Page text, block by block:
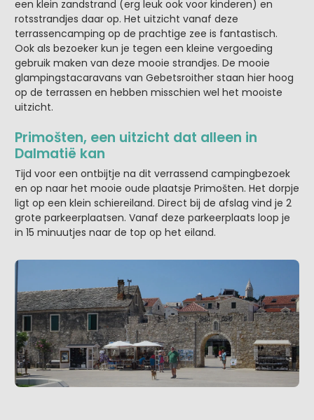
een klein zandstrand (erg leuk ook voor kinderen) en
rotsstrandjes daar op. Het uitzicht vanaf deze
terrassencamping op de prachtige zee is fantastisch.
Ook als bezoeker kun je tegen een kleine vergoeding
gebruik maken van deze mooie strandjes. De mooie
glampingstacaravans van Gebetsroither staan hier hoog
op de terrassen en hebben misschien wel het mooiste
uitzicht.
Primošten, een uitzicht dat alleen in
Dalmatië kan
Tijd voor een ontbijtje na dit verrassend campingbezoek
en op naar het mooie oude plaatsje Primošten. Het dorpje
ligt op een klein schiereiland. Direct bij de afslag vind je 2
grote parkeerplaatsen. Vanaf deze parkeerplaats loop je
in 15 minuutjes naar de top op het eiland.